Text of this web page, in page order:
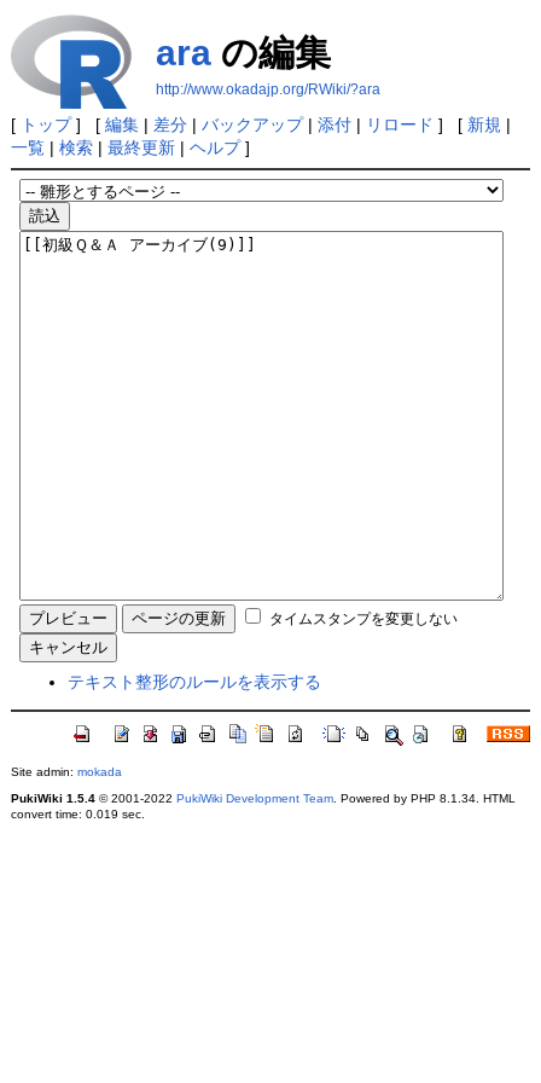
araの編集
http://www.okadajp.org/RWiki/?ara
[ トップ] [ 編集| 差分| バックアップ| 添付| リロード ] [ 新規 |
一覧| 検索| 最終更新| ヘルプ]
タイムスタンプを変更しない
テキスト整形のルールを表示する
Site admin: mokada
PukiWiki 1.5.4© 2001-2022 PukiWiki Development Team. Powered by PHP 8.1.34. HTML
convert time: 0.019 sec.